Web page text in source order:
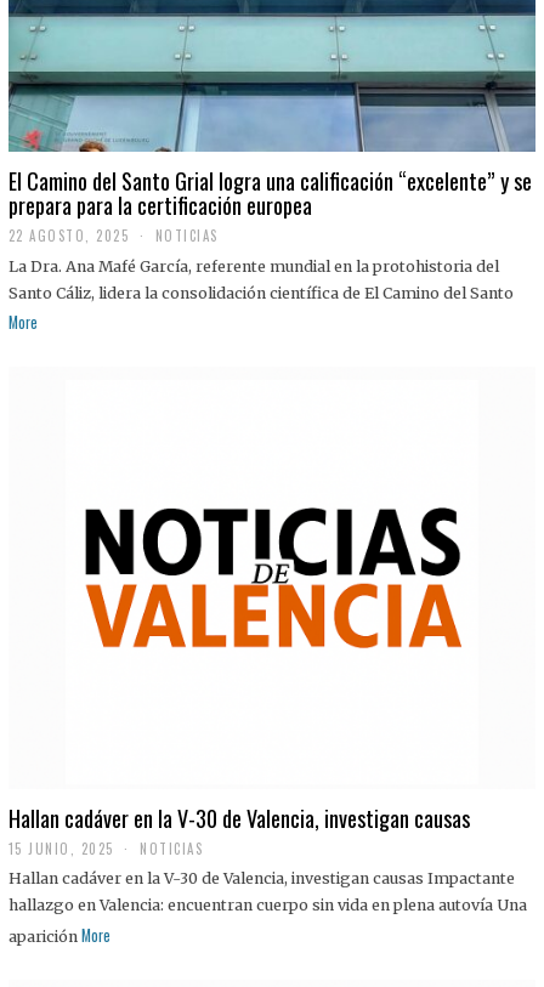
El Camino del Santo Grial logra una calificación “excelente” y se
prepara para la certificación europea
22 AGOSTO, 2025
2
A
G
NOTICIAS
La Dra. Ana Mafé García, referente mundial en la protohistoria del
Santo Cáliz, lidera la consolidación científica de El Camino del Santo
More
Hallan cadáver en la V-30 de Valencia, investigan causas
15 JUNIO, 2025 NOTICIAS
Hallan cadáver en la V-30 de Valencia, investigan causas Impactante
hallazgo en Valencia: encuentran cuerpo sin vida en plena autovía Una
aparición More